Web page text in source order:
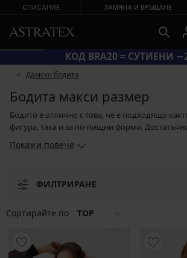
СПИСАНИЕ ЗАМЯНА И ВРЪЩАНЕ
КОД BRA20 = СУТИЕНИ
Дамско бодита
Бодита макси размер
Бодито е отлично с това, че е подходящо
фигура, така и за по-пищни форми.
изберат от семплите модели с ръкави или
аутфита с панталони и поли. Сигурното е, че
Покажи повече
ФИЛТРИРАНЕ
Сортирайте по TOP